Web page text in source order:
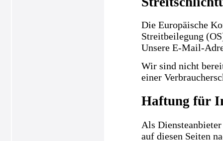
Die Europäische
Streitbeilegung
Unsere E-Mail-
Wir sind nicht
einer
Haftung für
Als
auf diesen Seiten